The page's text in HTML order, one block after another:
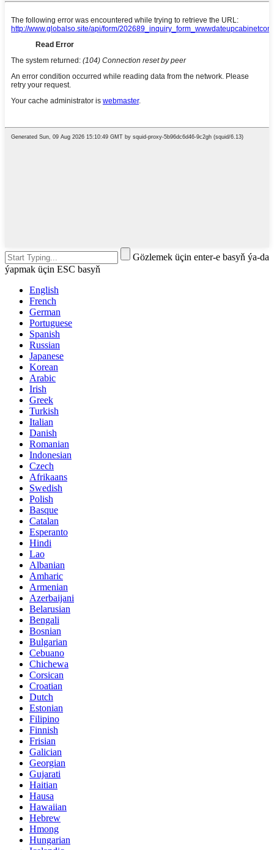
Gözlemek üçin enter-e basyň ýa-da
ýapmak üçin ESC basyň
English
French
German
Portuguese
Spanish
Russian
Japanese
Korean
Arabic
Irish
Greek
Turkish
Italian
Danish
Romanian
Indonesian
Czech
Afrikaans
Swedish
Polish
Basque
Catalan
Esperanto
Hindi
Lao
Albanian
Amharic
Armenian
Azerbaijani
Belarusian
Bengali
Bosnian
Bulgarian
Cebuano
Chichewa
Corsican
Croatian
Dutch
Estonian
Filipino
Finnish
Frisian
Galician
Georgian
Gujarati
Haitian
Hausa
Hawaiian
Hebrew
Hmong
Hungarian